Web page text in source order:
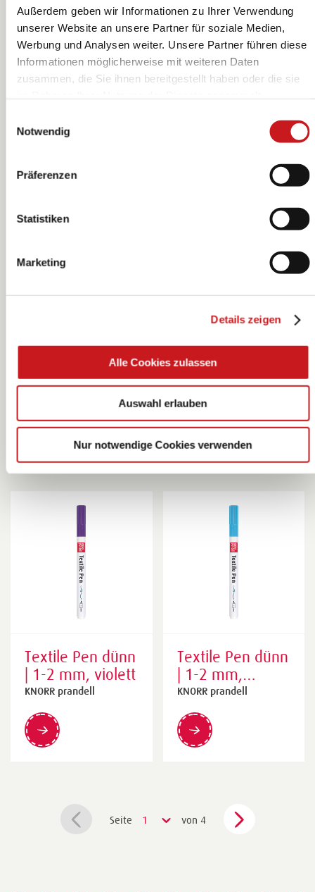
Außerdem geben wir Informationen zu Ihrer Verwendung
unserer Website an unsere Partner für soziale Medien,
Werbung und Analysen weiter. Unsere Partner führen diese
Informationen möglicherweise mit weiteren Daten
zusammen, die Sie ihnen bereitgestellt haben oder die sie
mehr darüber, wer wir sind, wie Sie uns kontaktieren
können und wie wir personenbezogene Daten verarbeiten.
Notwendig
Präferenzen
Statistiken
Marketing
Details zeigen
Alle Cookies zulassen
Auswahl erlauben
Nur notwendige Cookies verwenden
Textile Pen dünn
| 1-2 mm, rot
Textile Pen dünn
| 1-2 mm, rosa
Textile Pen dünn
| 1-2 mm, pink
KNORR prandell
Textile Pen dünn
| 1-2 mm,
fuchsia
KNORR prandell
Textile Pen dünn
| 1-2 mm, violett
KNORR prandell
Textile Pen dünn
| 1-2 mm,
hellblau
KNORR prandell
Seite 1 von 4